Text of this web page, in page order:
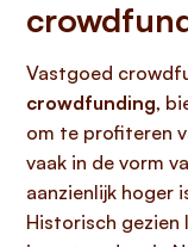
Vastgoed
crowdfunding,
om te profiteren
vaak in de vorm
aanzienlijk hoger
Historisch gezien